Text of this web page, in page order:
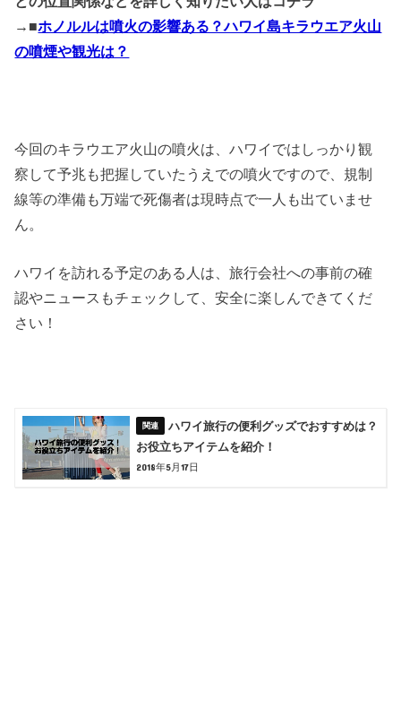
→■ホノルルは噴火の影響ある？ハワイ島キラウエア火山
の噴煙や観光は？
今回のキラウエア火山の噴火は、ハワイではしっかり観
察して予兆も把握していたうえでの噴火ですので、規制
線等の準備も万端で死傷者は現時点で一人も出ていませ
ん。
ハワイを訪れる予定のある人は、旅行会社への事前の確
認やニュースもチェックして、安全に楽しんできてくだ
さい！
ハワイ旅行の便利グッズでおすすめは？
お役立ちアイテムを紹介！
2018年5月17日